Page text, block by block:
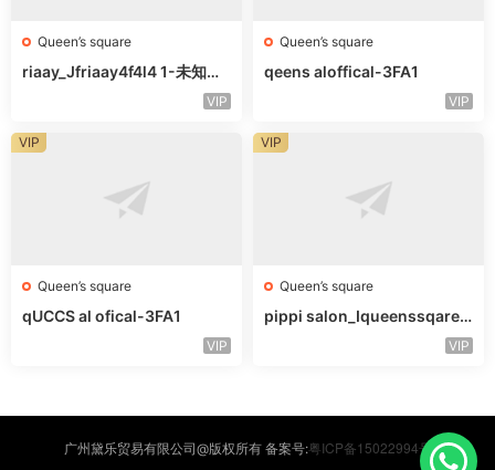
Queen’s square
riaay_Jfriaay4f4l4 1-未知楼
VIP
Queen’s square
qeens aloffical-3FA1
VIP
Queen’s square
qUCCS al ofical-3FA1
VIP
VIP
Queen’s square
pippi salon_Iqueenssqareo
VIP
VIP
广州黛乐贸易有限公司@版权所有 备案号:粤ICP备15022994号